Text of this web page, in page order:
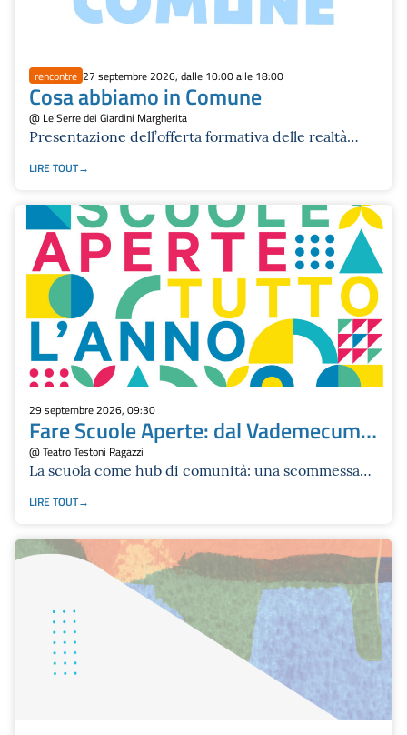
rencontre 27 septembre 2026, dalle 10:00 alle 18:00
Cosa abbiamo in Comune
@ Le Serre dei Giardini Margherita
Presentazione dell’offerta formativa delle realtà
per le scuole e per il tempo libero
LIRE TOUT
29 septembre 2026, 09:30
Fare Scuole Aperte: dal Vademecum
all’esperienza sul campo
@ Teatro Testoni Ragazzi
La scuola come hub di comunità: una scommessa
territorio e Terzo settore.
LIRE TOUT